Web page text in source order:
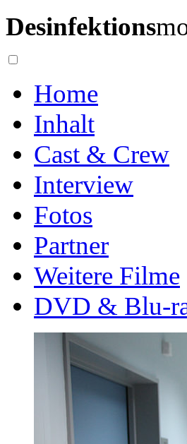
Desinfektions
Home
Inhalt
Cast & Crew
Interview
Fotos
Partner
Weitere Filme
DVD & Blu-